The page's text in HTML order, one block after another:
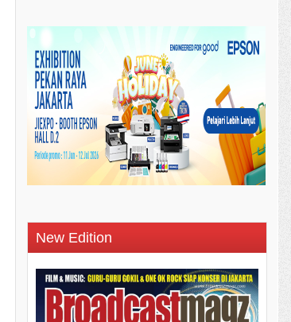
New Edition